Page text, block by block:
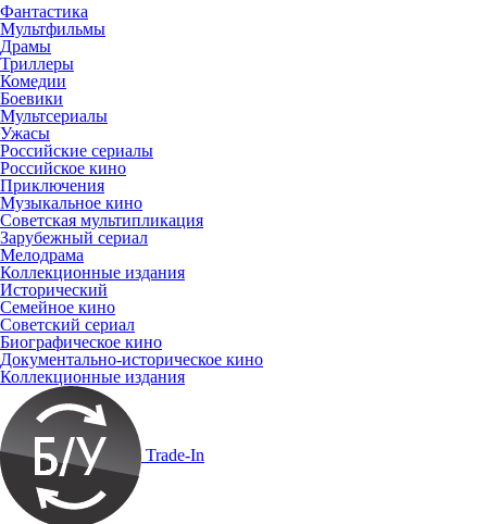
Фантастика
Мультфильмы
Драмы
Триллеры
Комедии
Боевики
Мультсериалы
Ужасы
Российские сериалы
Российское кино
Приключения
Музыкальное кино
Советская мультипликация
Зарубежный сериал
Мелодрама
Коллекционные издания
Исторический
Семейное кино
Советский сериал
Биографическое кино
Документально-историческое кино
Коллекционные издания
Trade-In